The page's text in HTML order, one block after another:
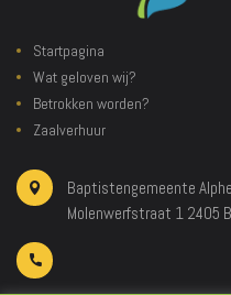
Startpagina
Wat geloven wij?
Betrokken worden?
Zaalverhuur
Baptistengemeente
Molenwerfstraat 1 2405